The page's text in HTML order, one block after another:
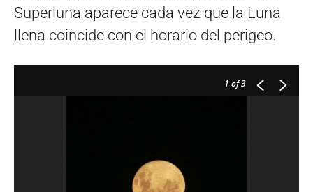
Superluna aparece cada vez que la Luna
llena coincide con el horario del perigeo.
1 of 3